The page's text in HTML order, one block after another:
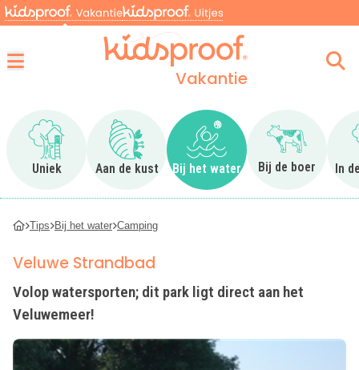
Vakantie
Uniek
Ga naar Uniek
Aan de kust
Ga naar Aan de kust
Bij het water
Ga naar Bij het water
Bij de boer
Ga naar Bij
In
Tips Bij het water Camping
Veluwe Strandbad
Volop watersporten; dit park ligt direct aan het
Veluwemeer!